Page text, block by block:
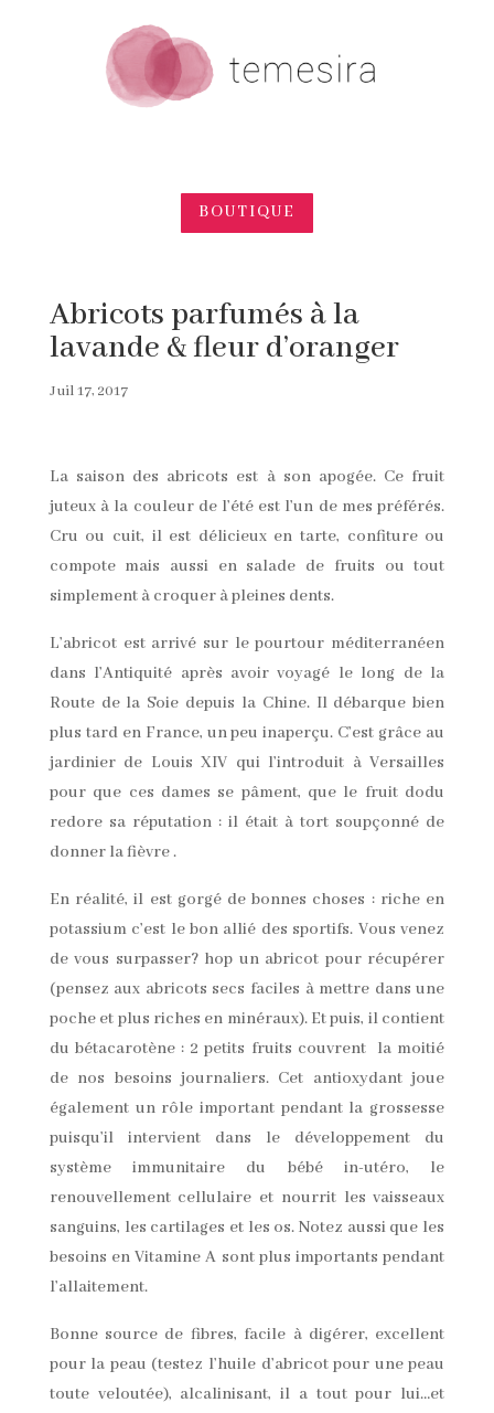
BOUTIQUE
Abricots parfumés à la
lavande & fleur d’oranger
Juil 17, 2017
La saison des abricots est à son apogée. Ce fruit
juteux à la couleur de l’été est l’un de mes préférés.
Cru ou cuit, il est délicieux en tarte, confiture ou
compote mais aussi en salade de fruits ou tout
simplement à croquer à pleines dents.
L’abricot est arrivé sur le pourtour méditerranéen
dans l’Antiquité après avoir voyagé le long de la
Route de la Soie depuis la Chine. Il débarque bien
plus tard en France, un peu inaperçu. C’est grâce au
jardinier de Louis XIV qui l’introduit à Versailles
pour que ces dames se pâment, que le fruit dodu
redore sa réputation : il était à tort soupçonné de
donner la fièvre .
En réalité, il est gorgé de bonnes choses : riche en
potassium c’est le bon allié des sportifs. Vous venez
de vous surpasser? hop un abricot pour récupérer
(pensez aux abricots secs faciles à mettre dans une
poche et plus riches en minéraux). Et puis, il contient
du bétacarotène : 2 petits fruits couvrent la moitié
de nos besoins journaliers. Cet antioxydant joue
également un rôle important pendant la grossesse
puisqu’il intervient dans le développement du
système immunitaire du bébé in-utéro, le
renouvellement cellulaire et nourrit les vaisseaux
sanguins, les cartilages et les os. Notez aussi que les
besoins en Vitamine A sont plus importants pendant
l’allaitement.
Bonne source de fibres, facile à digérer, excellent
pour la peau (testez l’huile d’abricot pour une peau
toute veloutée), alcalinisant, il a tout pour lui…et